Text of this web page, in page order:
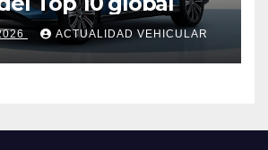
ACTUALIDAD VEHICULAR